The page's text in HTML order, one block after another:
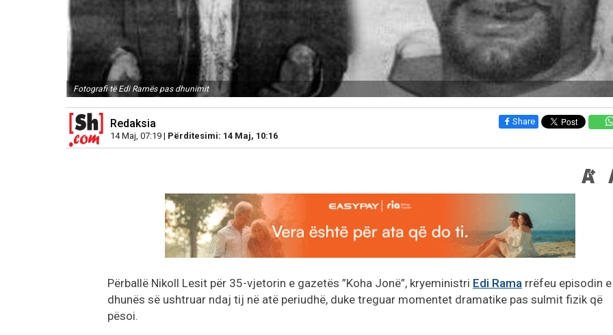
Fotografi të Edi Ramës pas dhunimit
Redaksia
14 Maj, 07:19 | Përditesimi: 14 Maj, 10:16
Share
Përballë Nikoll Lesit për 35-vjetorin e gazetës ”Koha Jonë”, kryeministri Edi Rama rrëfeu episodin e
dhunës së ushtruar ndaj tij në atë periudhë, duke treguar momentet dramatike pas sulmit fizik që
pësoi.